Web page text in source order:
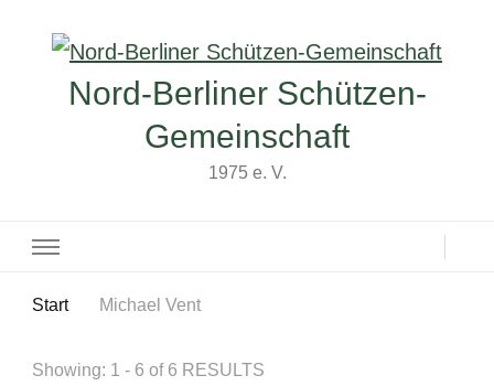
Nord-Berliner Schützen-
Gemeinschaft
1975 e. V.
Start Michael Vent
Showing: 1 - 6 of 6 RESULTS